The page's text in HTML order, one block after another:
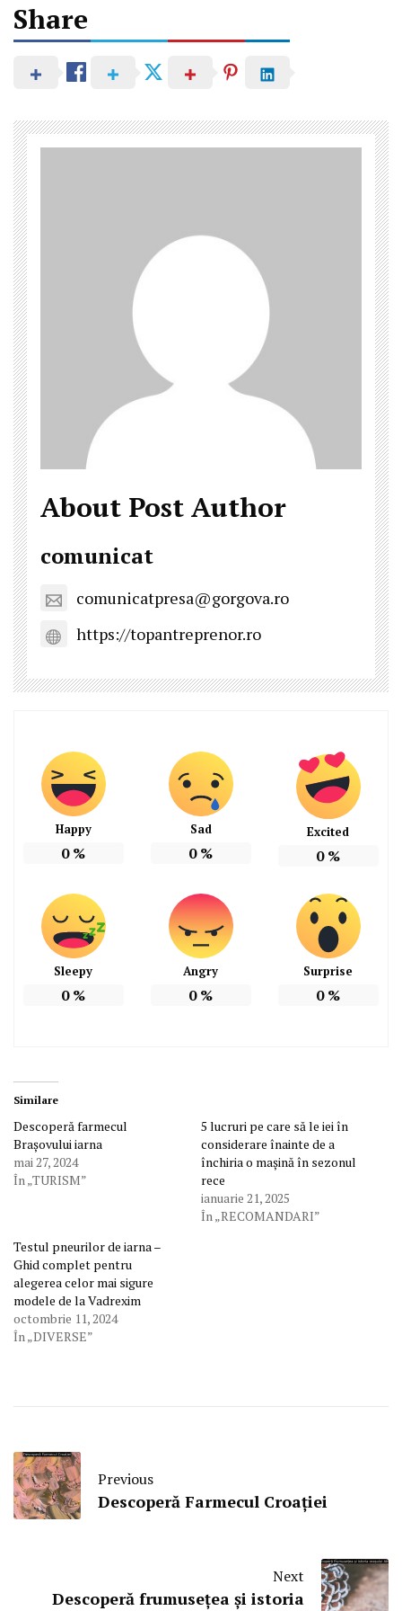
Share
About Post Author
comunicat
comunicatpresa@gorgova.ro
https://topantreprenor.ro
Happy
0%
Sad
0%
Excited
0%
Sleepy
0%
Angry
0%
Surprise
0%
Similare
Descoperă farmecul
Brașovului iarna
mai 27, 2024
În „TURISM”
5 lucruri pe care să le iei în
considerare înainte de a
închiria o mașină în sezonul
rece
ianuarie 21, 2025
În „RECOMANDARI”
Testul pneurilor de iarna –
Ghid complet pentru
alegerea celor mai sigure
modele de la Vadrexim
octombrie 11, 2024
În „DIVERSE”
Previous
Descoperă Farmecul Croației
Next
Descoperă frumusețea și istoria